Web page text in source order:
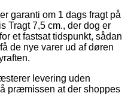
garanti om 1 dags fragt på
Tragt 7,5 cm., der dog er
et fastsat tidspunkt, sådan
de nye varer ud af døren
levering uden
præmissen at der shoppes